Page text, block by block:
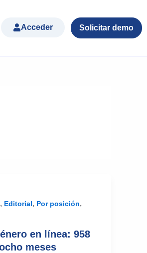
Acceder Solicitar demo
, Editorial, Por posición,
en línea: 958
meses